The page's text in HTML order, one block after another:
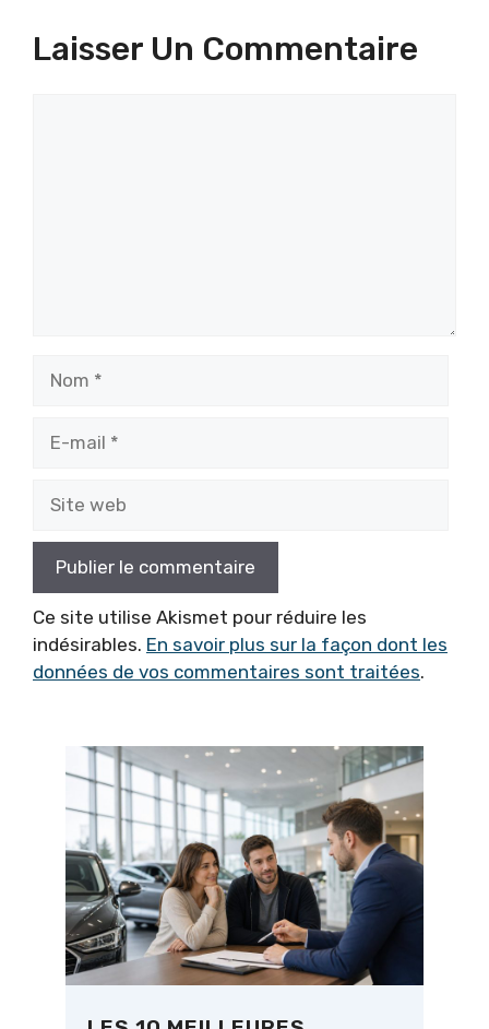
Laisser Un Commentaire
mail
web
Ce site utilise Akismet pour réduire les
indésirables. En savoir plus sur la façon dont les
données de vos commentaires sont traitées.